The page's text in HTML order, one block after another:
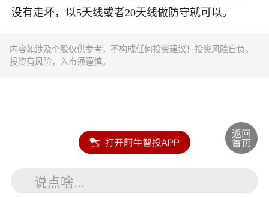
没有走坏，以5天线或者20天线做防守就可以。
内容如涉及个股仅供参考，不构成任何投资建议！投资风险自负。
投资有风险，入市须谨慎。
说点啥...